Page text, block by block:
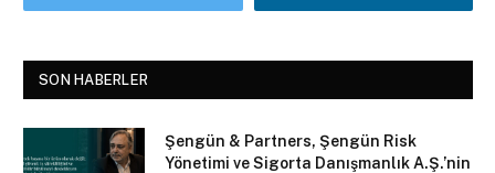
SON HABERLER
Şengün & Partners, Şengün Risk
Yönetimi ve Sigorta Danışmanlık A.Ş.’nin